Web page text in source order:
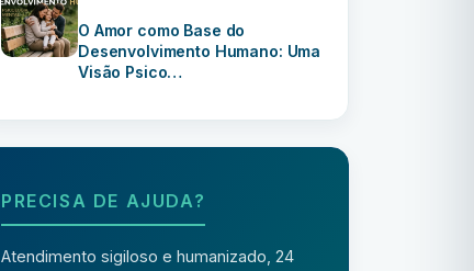
O Amor como Base do
Desenvolvimento Humano: Uma
Visão Psico…
PRECISA DE AJUDA?
Atendimento sigiloso e humanizado, 24